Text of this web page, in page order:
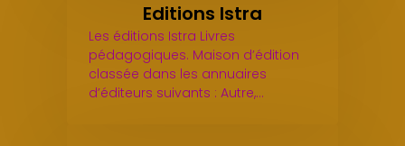
Editions Istra
Les éditions Istra Livres
pédagogiques. Maison d’édition
classée dans les annuaires
d’éditeurs suivants : Autre,…